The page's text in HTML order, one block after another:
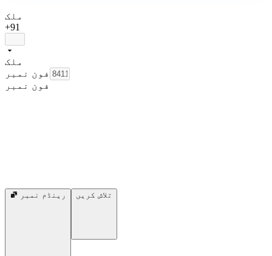
ملک
+91
ملک
فون نمبر
فون نمبر
رینڈم نمبر تلاش کریں